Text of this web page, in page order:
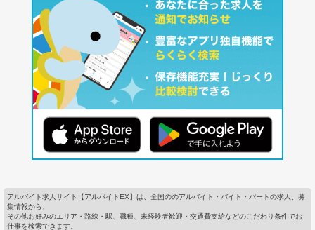
アルバイト求人サイト【アルバイトEX】は、全国ののアルバイト・バイト・パートの求人、募
集情報から、
その他お好みのエリア・路線・駅、職種、未経験者歓迎・交通費支給などのこだわり条件でお
仕事を検索できます。